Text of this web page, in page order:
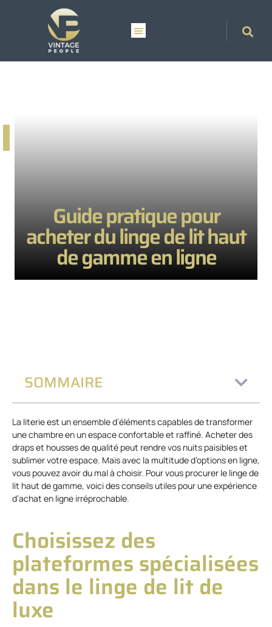
Guide pratique pour
acheter du linge de lit haut
de gamme en ligne
SOMMAIRE
La literie est un ensemble d’éléments capables de transformer
une chambre en un espace confortable et raffiné. Acheter des
draps et housses de qualité peut rendre vos nuits paisibles et
sublimer votre espace. Mais avec la multitude d’options en ligne,
vous pouvez avoir du mal à choisir. Pour vous procurer le linge de
lit haut de gamme, voici des conseils utiles pour une expérience
d’achat en ligne irréprochable.
Choisissez des
plateformes spécialisées
dans le linge de lit de
luxe